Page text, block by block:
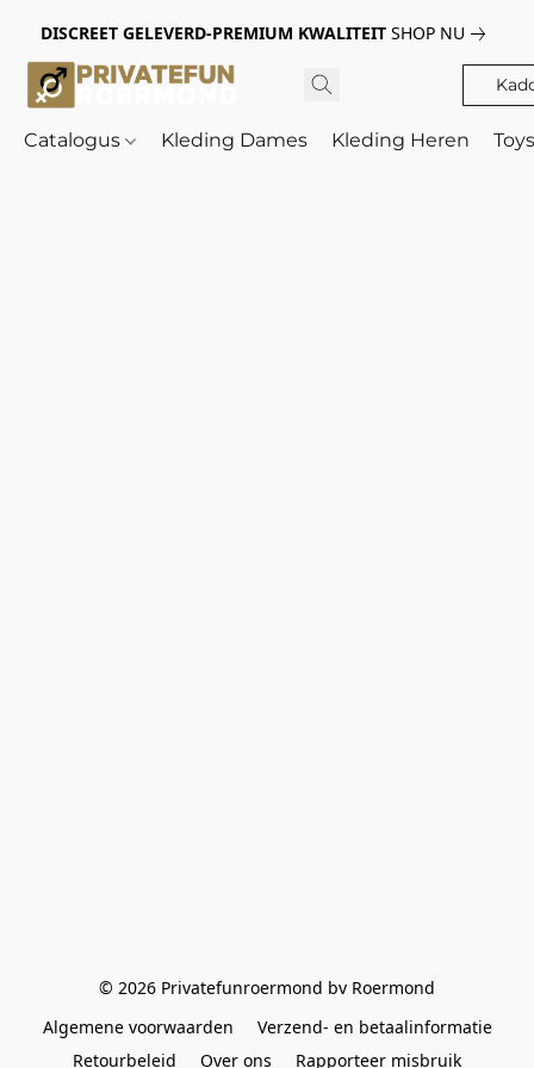
DISCREET GELEVERD-PREMIUM KWALITEIT SHOP NU
Catalogus Kleding Dames Kleding Heren
© 2026 Privatefunroermond bv Roermond
Algemene voorwaarden
Verzend- en betaalinformatie
Retourbeleid
Over ons Rapporteer misbruik